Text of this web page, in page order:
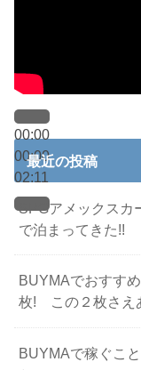
00:00
00:00
02:11
最近の投稿
SPGアメックスカ
で泊まってきた!!
BUYMAでおすす
枚! この２枚さえ
BUYMAで稼ぐこ